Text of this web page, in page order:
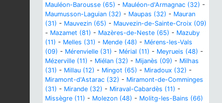
Mauléon-Barousse (65) - Mauléon-d'Armagnac (32) -
Maumusson-Laguian (32) - Maupas (32) - Mauran
(31) - Mauvezin (65) - Mauvezin-de-Sainte-Croix (09)
- Mazamet (81) - Mazères-de-Neste (65) - Mazuby
(11) - Melles (31) - Mende (48) - Mérens-les-Vals
(09) - Mérenvielle (31) - Mérial (11) - Meyrueis (48) -
Mézerville (11) - Miélan (32) - Mijanès (09) - Milhas
(31) - Millau (12) - Mingot (65) - Miradoux (32) -
Miramont-d'Astarac (32) - Miramont-de-Comminges
(31) - Mirande (32) - Miraval-Cabardès (11) -
Missègre (11) - Molezon (48) - Molitg-les-Bains (66)